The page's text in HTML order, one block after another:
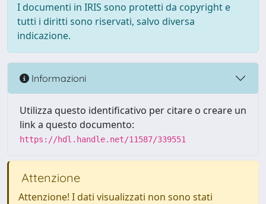
I documenti in IRIS sono protetti da copyright e
tutti i diritti sono riservati, salvo diversa
indicazione.
Informazioni
Utilizza questo identificativo per citare o creare un
link a questo documento:
https://hdl.handle.net/11587/339551
Attenzione
Attenzione! I dati visualizzati non sono stati